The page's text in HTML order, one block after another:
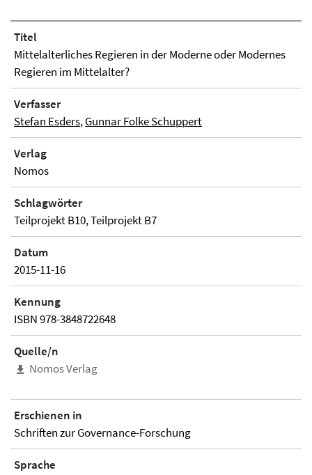
Titel
Mittelalterliches Regieren in der Moderne oder Modernes
Regieren im Mittelalter?
Verfasser
Stefan Esders,Gunnar Folke Schuppert
Verlag
Nomos
Schlagwörter
Teilprojekt B10, Teilprojekt B7
Datum
2015-11-16
Kennung
ISBN 978-3848722648
Quelle/n
Nomos Verlag
Erschienen in
Schriften zur Governance-Forschung
Sprache